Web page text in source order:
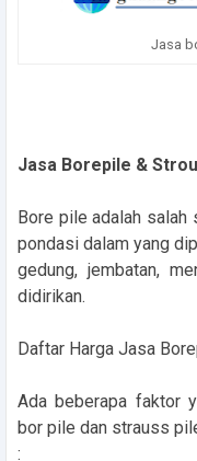
Jasa
Jasa Borepile &
Bore pile adalah salah
pondasi dalam yang
gedung, jembatan,
didirikan.
Daftar Harga Jasa
Ada beberapa faktor
bor pile dan strauss
: